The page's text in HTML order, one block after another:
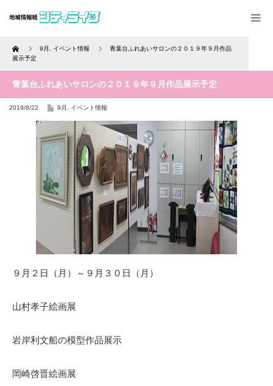
Home 9月 イベント情報
青葉台ふれあいサロンの２０１９年９月作品
展示予定
青葉台ふれあいサロンの２０１９年９月作品展示予定
2019/8/22 9月 イベント情報
９月２日（月）～９月３０日（月）
山村孝子絵画展
岩岸利文船の模型作品展示
岡崎啓晋絵画展